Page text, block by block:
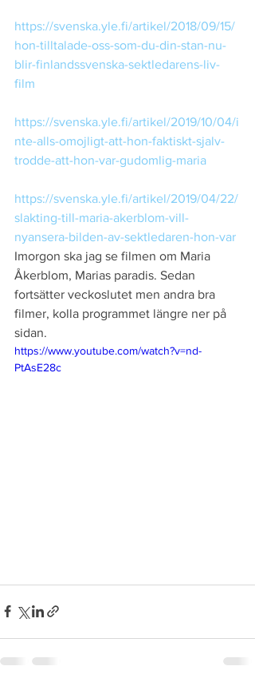
https://svenska.yle.fi/artikel/2018/09/15/
hon-tilltalade-oss-som-du-din-stan-nu-
blir-finlandssvenska-sektledarens-liv-
film
https://svenska.yle.fi/artikel/2019/10/04/i
nte-alls-omojligt-att-hon-faktiskt-sjalv-
trodde-att-hon-var-gudomlig-maria
https://svenska.yle.fi/artikel/2019/04/22/
slakting-till-maria-akerblom-vill-
nyansera-bilden-av-sektledaren-hon-var
Imorgon ska jag se filmen om Maria
Åkerblom, Marias paradis. Sedan
fortsätter veckoslutet men andra bra
filmer, kolla programmet längre ner på
sidan.
https://www.youtube.com/watch?v=nd-
PtAsE28c